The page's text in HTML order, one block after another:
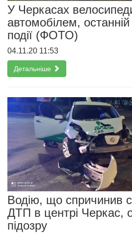
У Черкасах
автомобілем, останній
події (ФОТО)
04.11.20 11:53
Детальніше
Водію, що спричинив
ДТП в центрі Черкас,
підозру